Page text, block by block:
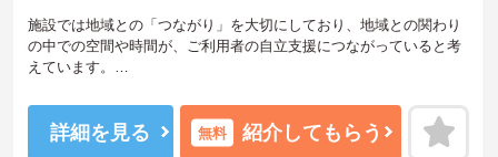
施設では地域との「つながり」を大切にしており、地域との関わり
の中での空間や時間が、ご利用者の自立支援につながっていると考
えています。
務時間は日勤のみです。ご利用者一人ひとりに合わせた対応ができ
る方を募集しております。
ご興味のある方には、面接対策ポイントなど、さらに詳細をお話し
詳細を見る 無料 紹介してもらう